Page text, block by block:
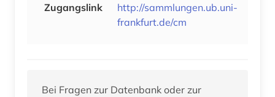
Zugangslink
http://sammlungen.ub.uni-
frankfurt.de/cm
Bei Fragen zur Datenbank oder zur